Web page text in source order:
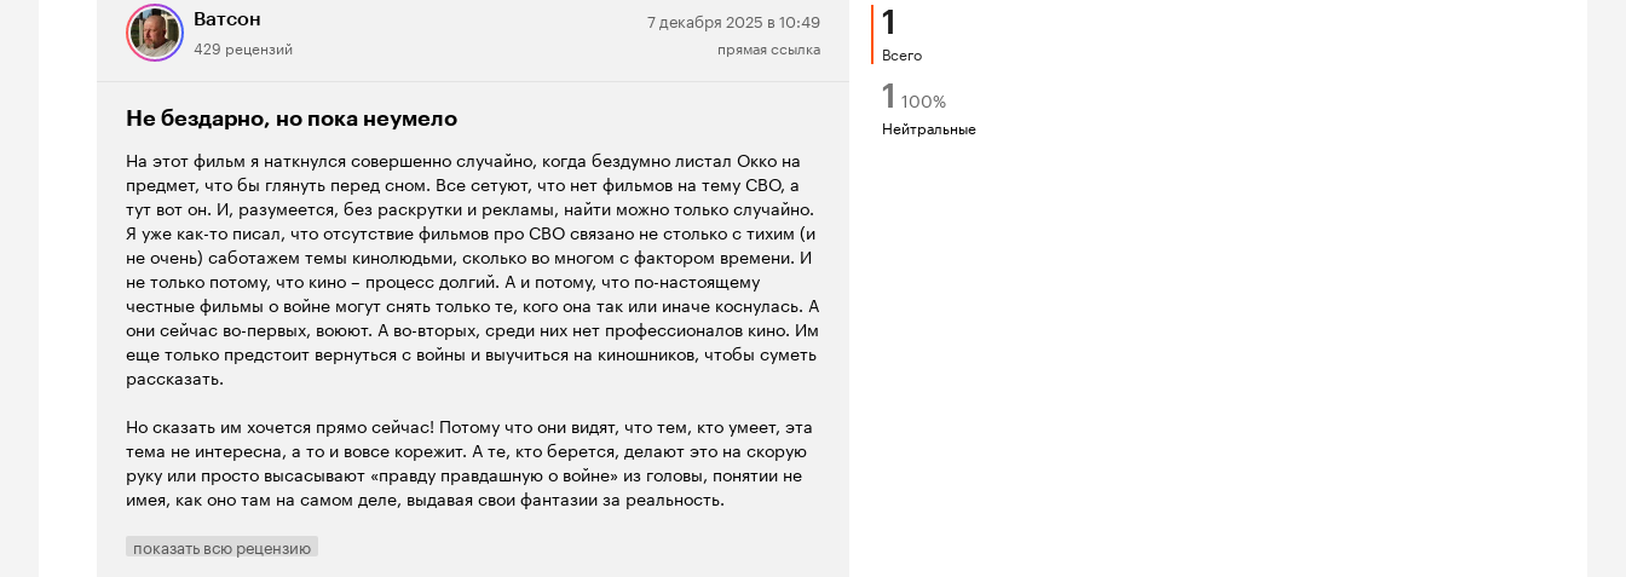
Ватсон
429 рецензий
Нейтральная
рецензия
7 декабря 2025 в 10:49
прямая ссылка
Не бездарно, но пока неумело
На этот фильм я наткнулся совершенно случайно, когда бездумно листал Окко на
предмет, что бы глянуть перед сном. Все сетуют, что нет фильмов на тему СВО, а
тут вот он. И, разумеется, без раскрутки и рекламы, найти можно только случайно.
Я уже как-то писал, что отсутствие фильмов про СВО связано не столько с тихим (и
не очень) саботажем темы кинолюдьми, сколько во многом с фактором времени. И
не только потому, что кино – процесс долгий. А и потому, что по-настоящему
честные фильмы о войне могут снять только те, кого она так или иначе коснулась. А
они сейчас во-первых, воюют. А во-вторых, среди них нет профессионалов кино. Им
еще только предстоит вернуться с войны и выучиться на киношников, чтобы суметь
рассказать.
Но сказать им хочется прямо сейчас! Потому что они видят, что тем, кто умеет, эта
тема не интересна, а то и вовсе корежит. А те, кто берется, делают это на скорую
руку или просто высасывают «правду правдашную о войне» из головы, понятии не
имея, как оно там на самом деле, выдавая свои фантазии за реальность.
Коротко о сюжете фильма. Конец лета (по всей видимости 2023 года, Времевское
показать всю рецензию
1
Всего
1 100%
Нейтральные